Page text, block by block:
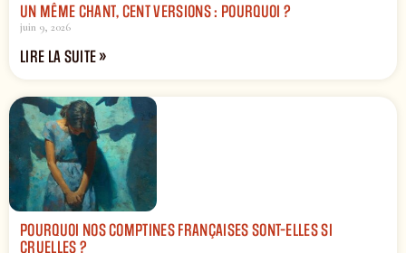
UN MÊME CHANT, CENT VERSIONS : POURQUOI ?
juin 9, 2026
LIRE LA SUITE »
POURQUOI NOS COMPTINES FRANÇAISES SONT-ELLES SI
CRUELLES ?